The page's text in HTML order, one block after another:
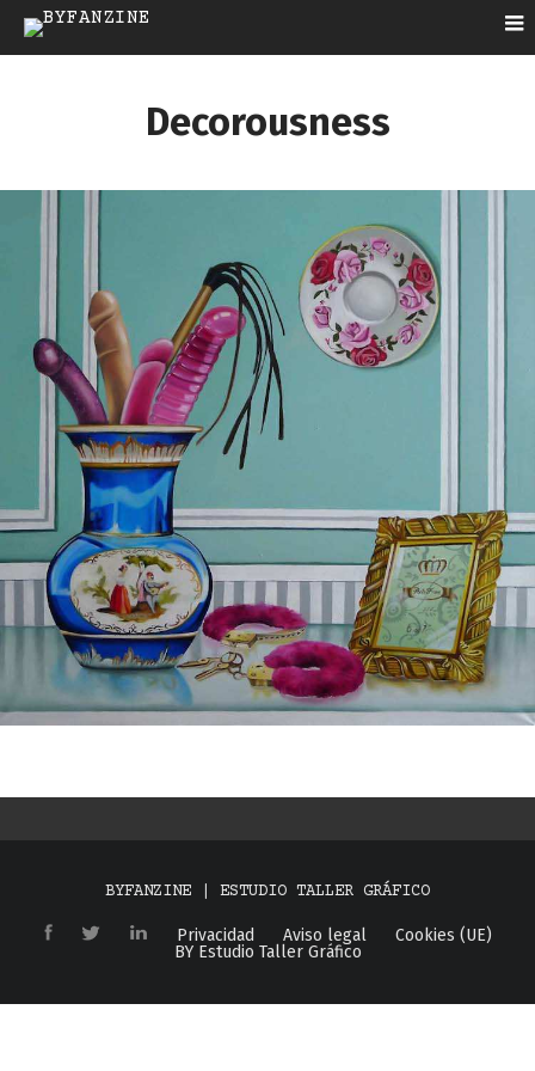
Decorousness
BYFANZINE | ESTUDIO TALLER GRÁFICO
Privacidad Aviso legal
Cookies (UE)
BY Estudio Taller Gráfico